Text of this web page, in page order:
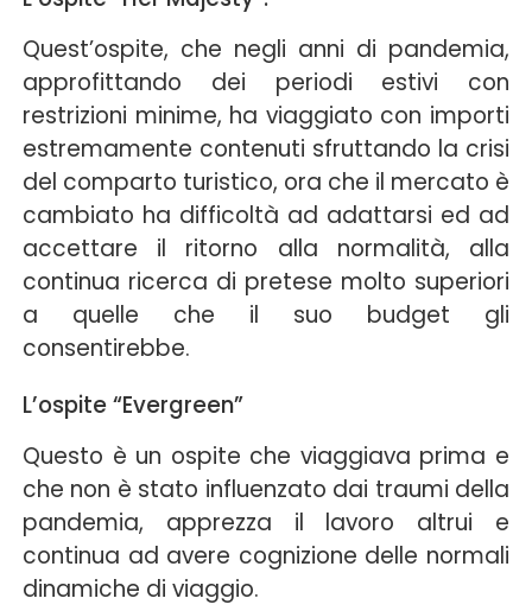
Quest’ospite, che negli anni di pandemia,
approfittando dei periodi estivi con
restrizioni minime, ha viaggiato con importi
estremamente contenuti sfruttando la crisi
del comparto turistico, ora che il mercato è
cambiato ha difficoltà ad adattarsi ed ad
accettare il ritorno alla normalità, alla
continua ricerca di pretese molto superiori
a quelle che il suo budget gli
consentirebbe.
L’ospite “Evergreen”
Questo è un ospite che viaggiava prima e
che non è stato influenzato dai traumi della
pandemia, apprezza il lavoro altrui e
continua ad avere cognizione delle normali
dinamiche di viaggio.